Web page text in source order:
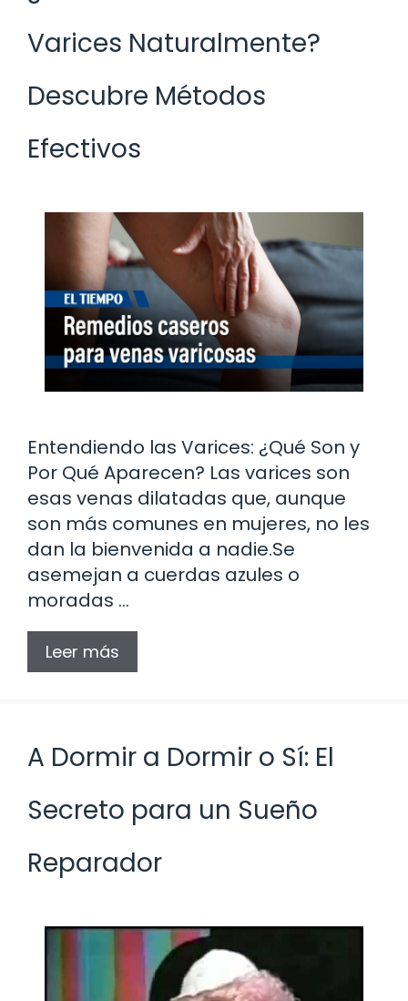
Varices Naturalmente?
Descubre Métodos
Efectivos
Entendiendo las Varices: ¿Qué Son y
Por Qué Aparecen? Las varices son
esas venas dilatadas que, aunque
son más comunes en mujeres, no les
dan la bienvenida a nadie.Se
asemejan a cuerdas azules o
moradas …
Leer más
A Dormir a Dormir o Sí: El
Secreto para un Sueño
Reparador